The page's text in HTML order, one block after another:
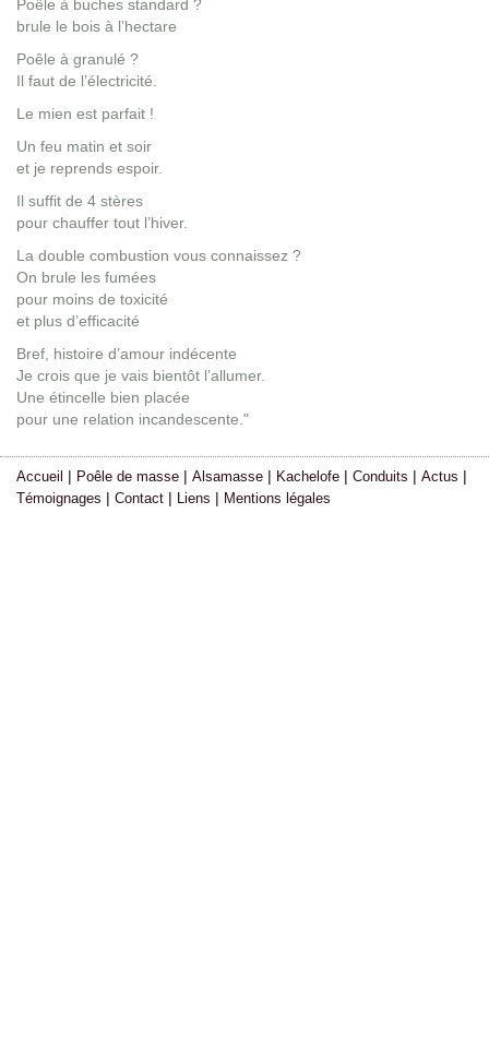
Poêle à buches standard ?
brule le bois à l’hectare
Poêle à granulé ?
Il faut de l’électricité.
Le mien est parfait !
Un feu matin et soir
et je reprends espoir.
Il suffit de 4 stères
pour chauffer tout l’hiver.
La double combustion vous connaissez ?
On brule les fumées
pour moins de toxicité
et plus d’efficacité
Bref, histoire d’amour indécente
Je crois que je vais bientôt l’allumer.
Une étincelle bien placée
pour une relation incandescente."
Accueil | Poêle de masse | Alsamasse | Kachelofe | Conduits | Actus |
Témoignages | Contact | Liens | Mentions légales